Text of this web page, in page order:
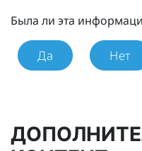
Была ли эта
Да Нет